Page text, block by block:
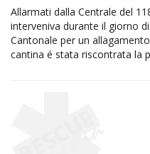
Allarmati dalla Centrale del
interveniva durante il giorno
Cantonale per un
cantina é stata riscontrata la